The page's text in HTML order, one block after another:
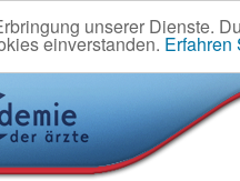
unserer Dienste.
einverstanden. Erfahren